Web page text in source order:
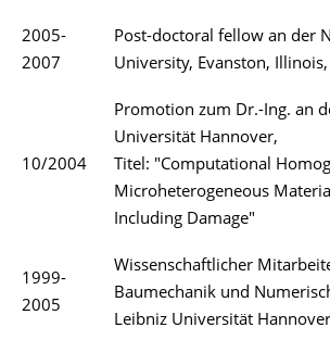
2005-
2007
Post-doctoral fellow an der
University, Evanston, Illinois,
10/2004
Promotion zum Dr.-Ing. an
Universität Hannover,
Titel: "Computational
Microheterogeneous
Including Damage"
1999-
2005
Wissenschaftlicher
Baumechanik und
Leibniz Universität Hannover